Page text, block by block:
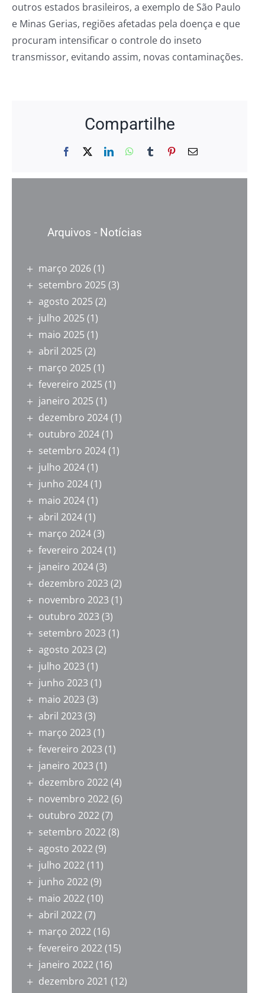
outros estados brasileiros, a exemplo de São Paulo
e Minas Gerias, regiões afetadas pela doença e que
procuram intensificar o controle do inseto
transmissor, evitando assim, novas contaminações.
Compartilhe
Facebook LinkedInWhatsApp
Tumblr Pinterest
E-
Arquivos - Notícias
março 2026(1)
setembro 2025 (3)
agosto 2025 (2)
julho 2025 (1)
maio 2025 (1)
abril 2025 (2)
março 2025 (1)
fevereiro 2025 (1)
janeiro 2025 (1)
dezembro 2024(1)
outubro 2024(1)
setembro 2024(1)
julho 2024(1)
junho 2024(1)
maio 2024(1)
abril 2024(1)
março 2024(3)
fevereiro 2024(1)
janeiro 2024(3)
dezembro 2023 (2)
novembro 2023 (1)
outubro 2023 (3)
setembro 2023 (1)
agosto 2023 (2)
julho 2023 (1)
junho 2023 (1)
maio 2023 (3)
abril 2023 (3)
março 2023 (1)
fevereiro 2023 (1)
janeiro 2023 (1)
dezembro 2022(4)
novembro 2022(6)
outubro 2022(7)
setembro 2022(8)
agosto 2022(9)
julho 2022(11)
junho 2022(9)
maio 2022(10)
abril 2022(7)
março 2022(16)
fevereiro 2022(15)
janeiro 2022(16)
dezembro 2021 (12)